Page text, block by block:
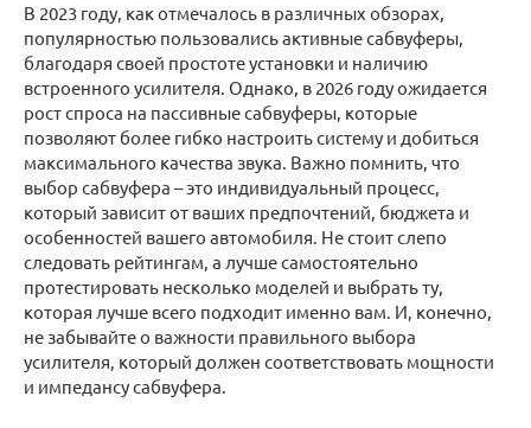
В 2023 году, как отмечалось в различных обзорах,
популярностью пользовались активные сабвуферы,
благодаря своей простоте установки и наличию
встроенного усилителя. Однако, в 2026 году ожидается
рост спроса на пассивные сабвуферы, которые
позволяют более гибко настроить систему и добиться
максимального качества звука. Важно помнить, что
выбор сабвуфера – это индивидуальный процесс,
который зависит от ваших предпочтений, бюджета и
особенностей вашего автомобиля. Не стоит слепо
следовать рейтингам, а лучше самостоятельно
протестировать несколько моделей и выбрать ту,
которая лучше всего подходит именно вам. И, конечно,
не забывайте о важности правильного выбора
усилителя, который должен соответствовать мощности
и импедансу сабвуфера.